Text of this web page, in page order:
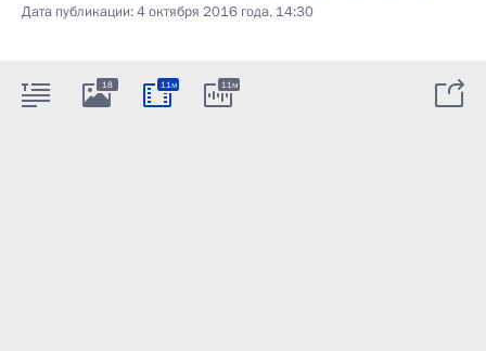
Дата публикации:4 октября 2016 года, 14:30
18 11м 11м